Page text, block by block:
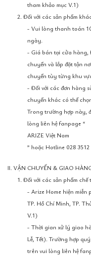
tham khảo mục V.1)
2. Đối với các sản phẩm
- Vui lòng thanh toán
ngày.
- Giá bán tại cửa hàng,
chuyển và lắp đặt tận
chuyển tùy từng khu
- Đối với các đơn hàng
chuyển khác có thể
Trong trường hợp này,
lòng liên hệ fanpage “
ARIZE Việt Nam
” hoặc Hotline 028 3512
II. VẬN CHUYỂN & GIAO
1. Đối với các sản phẩm
- Arize Home hiện miễn
TP. Hồ Chí Minh, TP.
V.1)
- Thời gian xử lý giao
Lễ, Tết). Trường hợp
trên vui lòng liên hệ